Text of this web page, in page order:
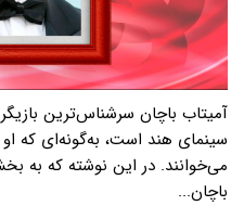
آمیتاب باچان سرشناس‌ترین
سینمای هند است، به‌گونه‌ای که
می‌خوانند. در این نوشته که به
باچان...